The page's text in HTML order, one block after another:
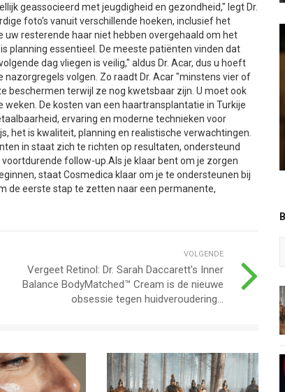
geassocieerd met jeugdigheid en gezondheid," legt Dr.
foto's vanuit verschillende hoeken, inclusief het
resterende haar niet hebben overgehaald om het
planning essentieel. De meeste patiënten vinden dat
dag vliegen is veilig," aldus Dr. Acar, dus u hoeft
volgen. Zo raadt Dr. Acar "minstens vier of
beschermen terwijl ze nog kwetsbaar zijn. U moet ook
De kosten van een haartransplantatie in Turkije
ervaring en moderne technieken voor
het is kwaliteit, planning en realistische verwachtingen.
in staat zich te richten op resultaten, ondersteund
follow-up.Als je klaar bent om je zorgen
staat Cosmedica klaar om je te ondersteunen bij
de eerste stap te zetten naar een permanente,
VOLGENDE
Vergeet Retinol: Dr. Sarah Daccarett's Inner
Balance BodyMatched™ Cream is de nieuwe
obsessie tegen huidveroudering...